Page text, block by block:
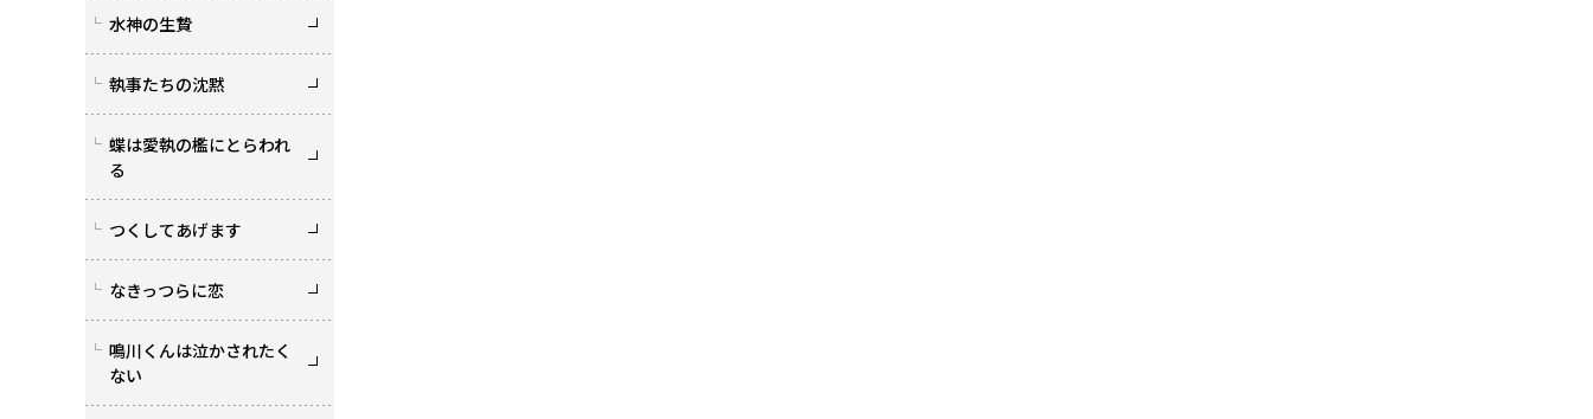
水神の生贄
執事たちの沈黙
蝶は愛執の檻にとらわれ
る
つくしてあげます
なきっつらに恋
鳴川くんは泣かされたく
ない